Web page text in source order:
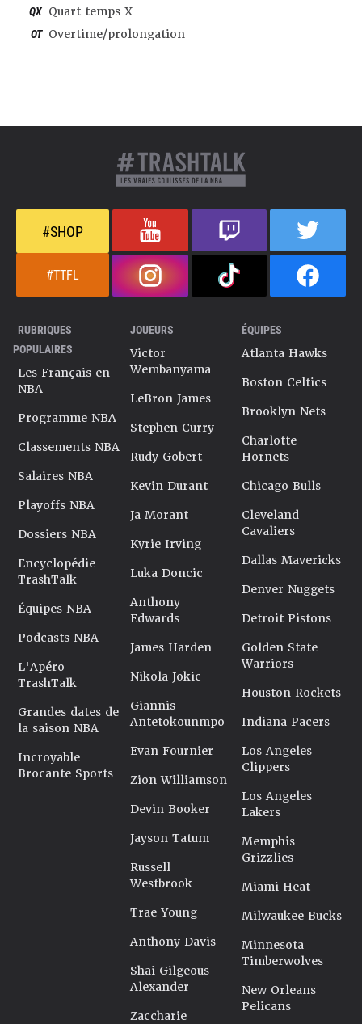
QX Quart temps X
OT Overtime/prolongation
#SHOP
#TTFL
RUBRIQUES
POPULAIRES
Les Français en
NBA
Programme NBA
Classements NBA
Salaires NBA
Playoffs NBA
Dossiers NBA
Encyclopédie
TrashTalk
Équipes NBA
Podcasts NBA
L'Apéro
TrashTalk
Grandes dates de
la saison NBA
Incroyable
Brocante Sports
JOUEURS
Victor
Wembanyama
LeBron James
Stephen Curry
Rudy Gobert
Kevin Durant
Ja Morant
Kyrie Irving
Luka Doncic
Anthony
Edwards
James Harden
Nikola Jokic
Giannis
Antetokounmpo
Evan Fournier
Zion Williamson
Devin Booker
Jayson Tatum
Russell
Westbrook
Trae Young
Anthony Davis
Shai Gilgeous-
Alexander
Zaccharie
ÉQUIPES
Atlanta Hawks
Boston Celtics
Brooklyn Nets
Charlotte
Hornets
Chicago Bulls
Cleveland
Cavaliers
Dallas Mavericks
Denver Nuggets
Detroit Pistons
Golden State
Warriors
Houston Rockets
Indiana Pacers
Los Angeles
Clippers
Los Angeles
Lakers
Memphis
Grizzlies
Miami Heat
Milwaukee Bucks
Minnesota
Timberwolves
New Orleans
Pelicans